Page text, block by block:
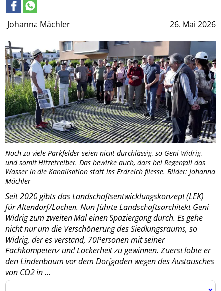
Noch zu viele Parkfelder seien nicht durchlässig, so Geni Widrig,
und somit Hitzetreiber. Das bewirke auch, dass bei Regenfall das
Wasser in die Kanalisation statt ins Erdreich fliesse. Bilder: Johanna
Mächler
Johanna Mächler 26. Mai 2026
Seit 2020 gibts das Landschaftsentwicklungskonzept (LEK)
für Altendorf/Lachen. Nun führte Landschaftsarchitekt Geni
Widrig zum zweiten Mal einen Spaziergang durch. Es gehe
nicht nur um die Verschönerung des Siedlungsraums, so
Widrig, der es verstand, 70Personen mit seiner
Fachkompetenz und Lockerheit zu gewinnen. Zuerst lobte er
den Lindenbaum vor dem Dorfgaden wegen des Austausches
von CO2 in ...